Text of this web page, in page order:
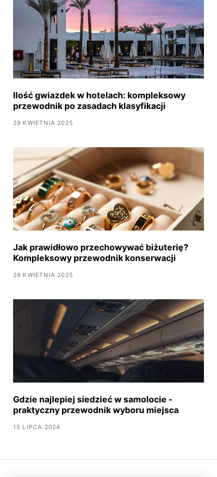
Ilość gwiazdek w hotelach: kompleksowy
przewodnik po zasadach klasyfikacji
29 KWIETNIA 2025
Jak prawidłowo przechowywać biżuterię?
Kompleksowy przewodnik konserwacji
29 KWIETNIA 2025
Gdzie najlepiej siedzieć w samolocie -
praktyczny przewodnik wyboru miejsca
15 LIPCA 2024